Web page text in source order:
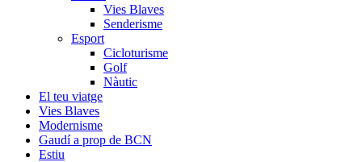
Vies Blaves
Senderisme
Esport
Cicloturisme
Golf
Nàutic
El teu viatge
Vies Blaves
Modernisme
Gaudí a prop de BCN
Estiu